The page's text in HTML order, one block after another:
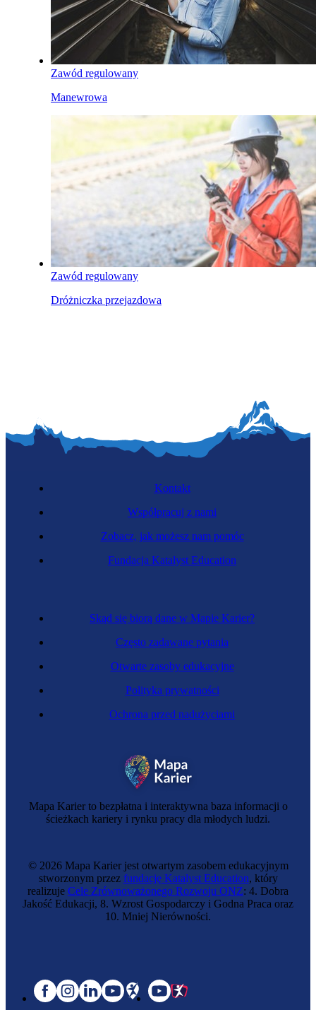
Zawód regulowany
Manewrowa
Zawód regulowany
Dróżniczka przejazdowa
Mapa Karier to bezpłatna i interaktywna baza informacji o
ścieżkach kariery i rynku pracy dla młodych ludzi.
Skąd się biorą dane w Mapie Karier?
Często zadawane pytania
Otwarte zasoby edukacyjne
Polityka prywatności
Ochrona przed nadużyciami
Kontakt
Współpracuj z nami
Zobacz, jak możesz nam pomóc
Fundacja Katalyst Education
© 2026 Mapa Karier jest otwartym zasobem edukacyjnym
stworzonym przez fundację Katalyst Education, który
realizuje Cele Zrównoważonego Rozwoju ONZ: 4. Dobra
Jakość Edukacji, 8. Wzrost Gospodarczy i Godna Praca oraz
10. Mniej Nierówności.